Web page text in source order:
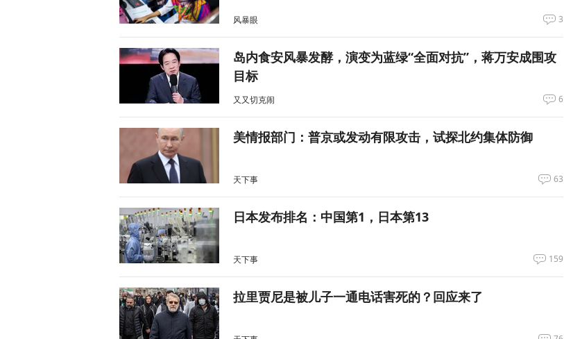
风暴眼 3
岛内食安风暴发酵，演变为蓝绿“全面对抗”，蒋万安成围攻
目标
又又切克闹 6
美情报部门：普京或发动有限攻击，试探北约集体防御
天下事 63
日本发布排名：中国第1，日本第13
天下事 159
拉里贾尼是被儿子一通电话害死的？回应来了